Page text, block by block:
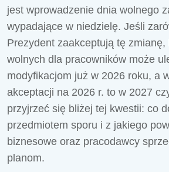
jest wprowadzenie dnia wolnego
wypadające w niedzielę. Jeśli
Prezydent zaakceptują tę
wolnych dla pracowników może
modyfikacjom już w 2026 roku, a
akceptacji na 2026 r. to w 2027
przyjrzeć się bliżej tej kwestii: co
przedmiotem sporu i z jakiego
biznesowe oraz pracodawcy
planom.